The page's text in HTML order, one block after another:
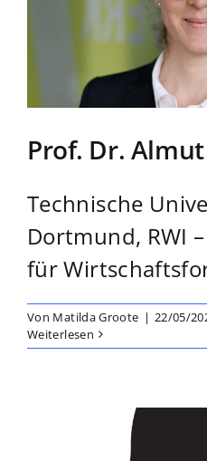
Prof. Dr.
Technische
Dortmund, RWI
für
Von Matilda Groote | 22/05/
Weiterlesen